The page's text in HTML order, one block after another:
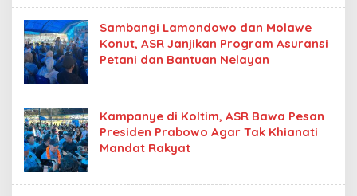
Sambangi Lamondowo dan Molawe
Konut, ASR Janjikan Program Asuransi
Petani dan Bantuan Nelayan
Kampanye di Koltim, ASR Bawa Pesan
Presiden Prabowo Agar Tak Khianati
Mandat Rakyat